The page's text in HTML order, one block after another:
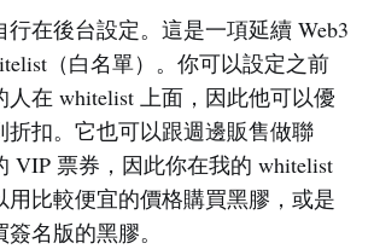
在後台設定。這是一項延續 Web3
（白名單）。你可以設定之前
人在 whitelist 上面，因此他可以優
折扣。它也可以跟週邊販售做聯
VIP 票券，因此你在我的 whitelist
用比較便宜的價格購買黑膠，或是
名版的黑膠。